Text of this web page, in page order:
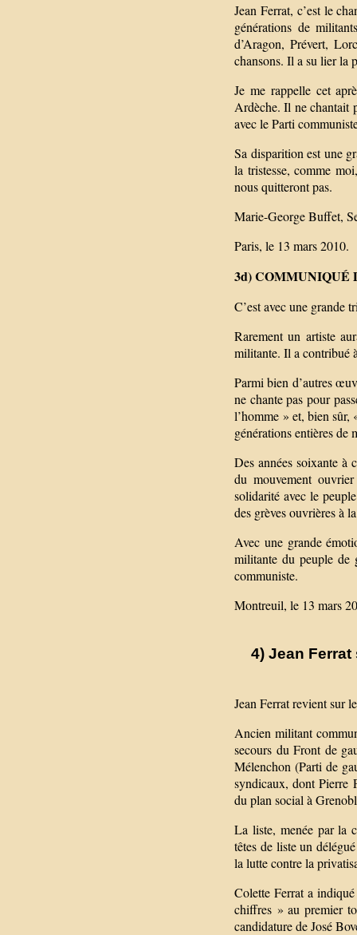
Jean Ferrat, c’est le
générations de
d’Aragon, Prévert,
chansons. Il a su lier la
Je me rappelle cet
Ardèche. Il ne chantait
avec le Parti
Sa disparition est une
la tristesse, comme
nous quitteront pas.
Marie-George Buffet,
Paris, le 13 mars 2010.
3d) COMMUNIQUÉ
C’est avec une grande
Rarement un artiste
militante. Il a contribué
Parmi bien d’autres
ne chante pas pour
l’homme » et, bien sûr,
générations entières de
Des années soixante à
du mouvement
solidarité avec le
des grèves ouvrières à
Avec une grande
militante du peuple de
communiste.
Montreuil, le 13 mars
4) Jean
Jean Ferrat revient sur
Ancien militant
secours du Front de
Mélenchon (Parti de
syndicaux, dont Pierre
du plan social à
La liste, menée par la
têtes de liste un
la lutte contre la
Colette Ferrat a
chiffres » au premier
candidature de José